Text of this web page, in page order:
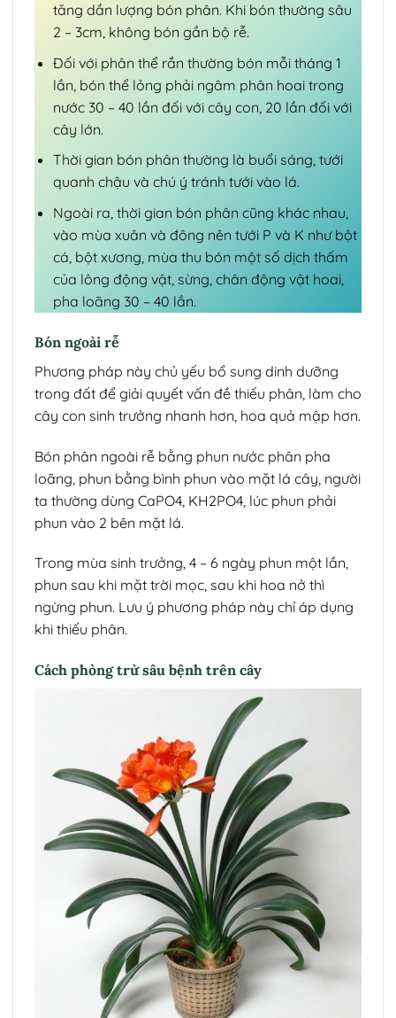
tăng dần lượng bón phân. Khi bón thường sâu
2 – 3cm, không bón gần bộ rễ.
Đối với phân thể rắn thường bón mỗi tháng 1
lần, bón thể lỏng phải ngâm phân hoai trong
nước 30 – 40 lần đối với cây con, 20 lần đối với
cây lớn.
Thời gian bón phân thường là buổi sáng, tưới
quanh chậu và chú ý tránh tưới vào lá.
Ngoài ra, thời gian bón phân cũng khác nhau,
vào mùa xuân và đông nên tưới P và K như bột
cá, bột xương, mùa thu bón một số dịch thấm
của lông động vật, sừng, chân động vật hoai,
pha loãng 30 – 40 lần.
Bón ngoài rễ
Phương pháp này chủ yếu bổ sung dinh dưỡng
trong đất để giải quyết vấn đề thiếu phân, làm cho
cây con sinh trưởng nhanh hơn, hoa quả mập hơn.
Bón phân ngoài rễ bằng phun nước phân pha
loãng, phun bằng bình phun vào mặt lá cây, người
ta thường dùng CaPO4, KH2PO4, lúc phun phải
phun vào 2 bên mặt lá.
Trong mùa sinh trưởng, 4 – 6 ngày phun một lần,
phun sau khi mặt trời mọc, sau khi hoa nở thì
ngừng phun. Lưu ý phương pháp này chỉ áp dụng
khi thiếu phân.
Cách phòng trừ sâu bệnh trên cây